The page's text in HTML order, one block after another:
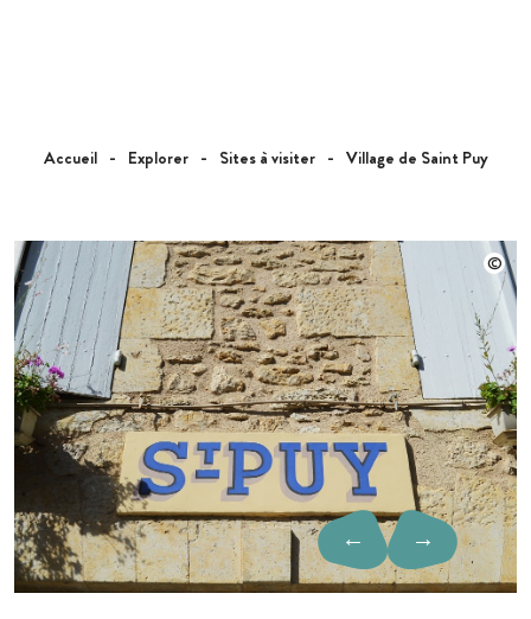
Accueil Explorer Sites à visiter Village de Saint Puy
← →